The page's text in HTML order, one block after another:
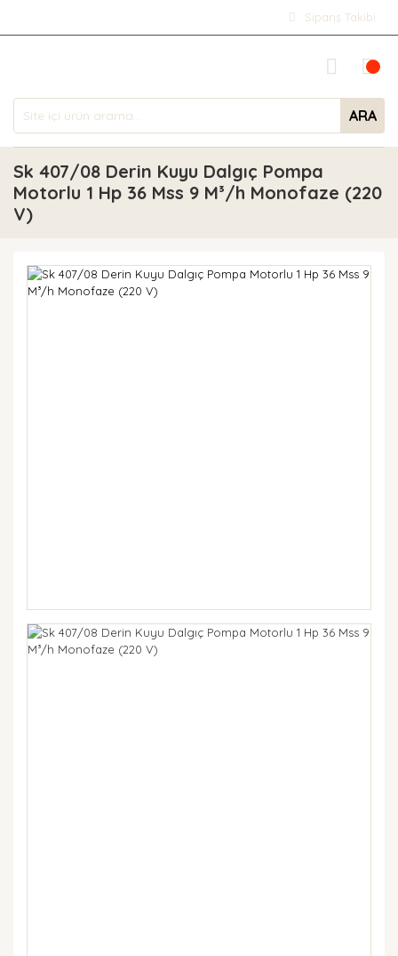
Sipariş Takibi
ARA
Sk 407/08 Derin Kuyu Dalgıç Pompa
Motorlu 1 Hp 36 Mss 9 M³/h Monofaze (220
V)